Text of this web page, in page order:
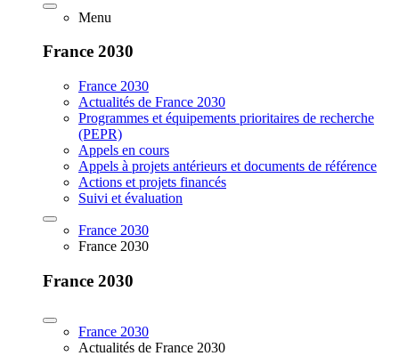
Menu
France 2030
France 2030
Actualités de France 2030
Programmes et équipements prioritaires de recherche
(PEPR)
Appels en cours
Appels à projets antérieurs et documents de référence
Actions et projets financés
Suivi et évaluation
France 2030
France 2030
France 2030
France 2030
Actualités de France 2030